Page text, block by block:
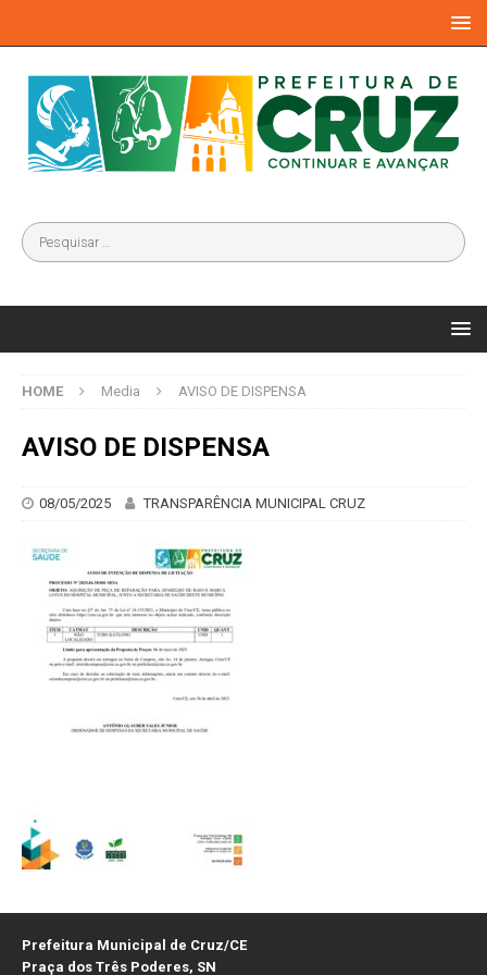
HOME Media AVISO DE DISPENSA
AVISO DE DISPENSA
08/05/2025 TRANSPARÊNCIA MUNICIPAL CRUZ
Prefeitura Municipal de Cruz/CE
Praça dos Três Poderes, SN